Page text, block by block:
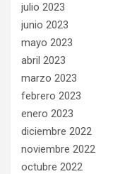
julio 2023
junio 2023
mayo 2023
abril 2023
marzo 2023
febrero 2023
enero 2023
diciembre 2022
noviembre 2022
octubre 2022